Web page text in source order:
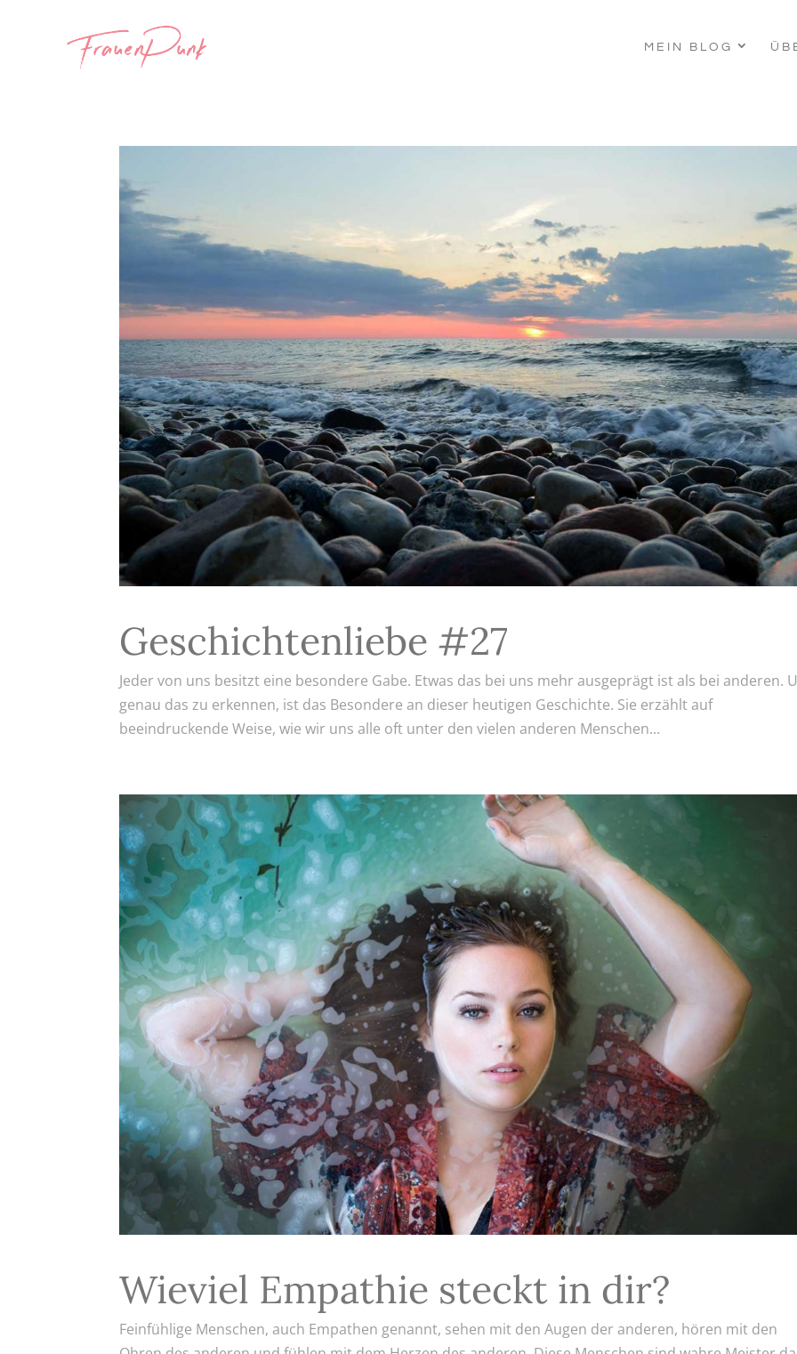
MEIN BLOG
Geschichtenliebe #27
Jeder von uns besitzt eine besondere Gabe. Etwas das bei uns mehr ausgeprägt ist als bei anderen.
genau das zu erkennen, ist das Besondere an dieser heutigen Geschichte. Sie erzählt auf
beeindruckende Weise, wie wir uns alle oft unter den vielen anderen Menschen...
Wieviel Empathie steckt in dir?
Feinfühlige Menschen, auch Empathen genannt, sehen mit den Augen der anderen, hören mit den